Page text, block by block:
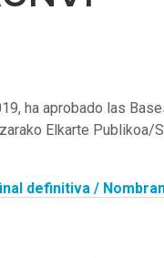
ha aprobado las
Elkarte Publikoa/
definitiva /